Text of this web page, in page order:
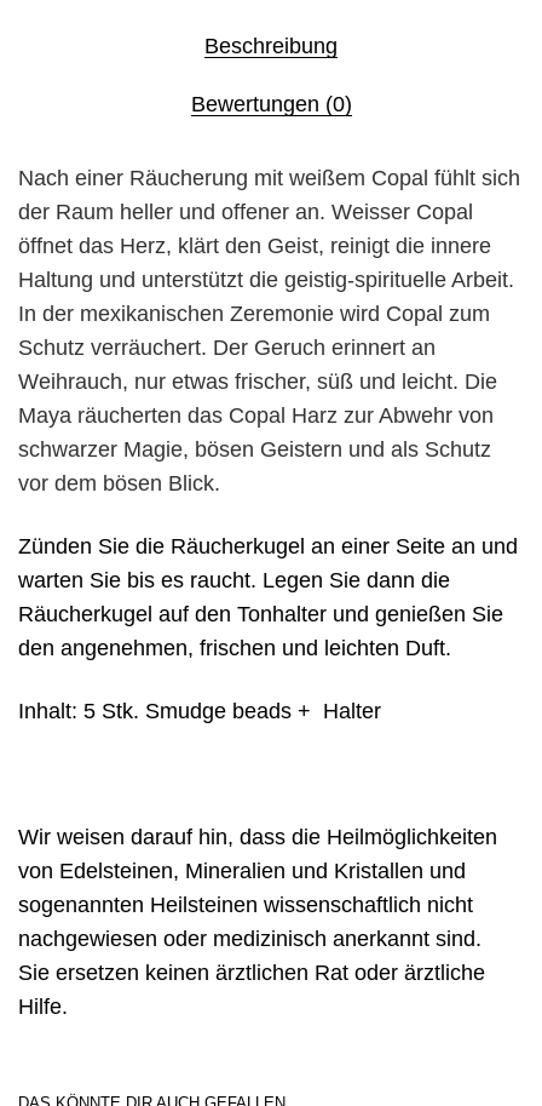
Beschreibung
Bewertungen (0)
Nach einer Räucherung mit weißem Copal fühlt sich
der Raum heller und offener an. Weisser Copal
öffnet das Herz, klärt den Geist, reinigt die innere
Haltung und unterstützt die geistig-spirituelle Arbeit.
In der mexikanischen Zeremonie wird Copal zum
Schutz verräuchert. Der Geruch erinnert an
Weihrauch, nur etwas frischer, süß und leicht. Die
Maya räucherten das Copal Harz zur Abwehr von
schwarzer Magie, bösen Geistern und als Schutz
vor dem bösen Blick.
Zünden Sie die Räucherkugel an einer Seite an und
warten Sie bis es raucht. Legen Sie dann die
Räucherkugel auf den Tonhalter und genießen Sie
den angenehmen, frischen und leichten Duft.
Inhalt: 5 Stk. Smudge beads + Halter
Wir weisen darauf hin, dass die Heilmöglichkeiten
von Edelsteinen, Mineralien und Kristallen und
sogenannten Heilsteinen wissenschaftlich nicht
nachgewiesen oder medizinisch anerkannt sind.
Sie ersetzen keinen ärztlichen Rat oder ärztliche
Hilfe.